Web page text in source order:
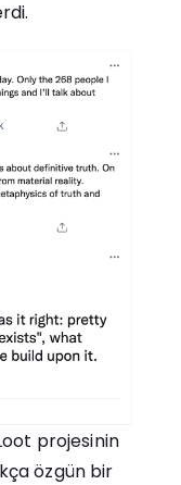
projesinin
özgün bir